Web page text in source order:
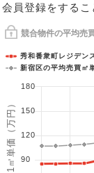
会員登録をする
競合物件の平均売
1㎡単価（万円）
秀和番衆町レジデン
新宿区の平均売買㎡
90
120
150
180